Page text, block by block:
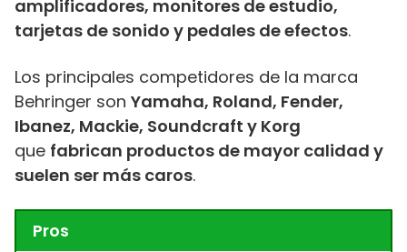
amplificadores, monitores de estudio,
tarjetas de sonido y pedales de efectos.
Los principales competidores de la marca
Behringer son Yamaha, Roland, Fender,
Ibanez, Mackie, Soundcraft y Korg
que fabrican productos de mayor calidad y
suelen ser más caros.
Pros